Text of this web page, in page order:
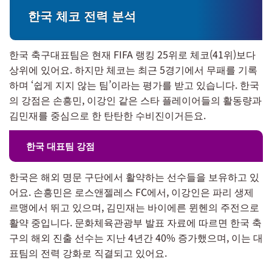
한국 체코 전력 분석
한국 축구대표팀은 현재 FIFA 랭킹 25위로 체코(41위)보다
상위에 있어요. 하지만 체코는 최근 5경기에서 무패를 기록
하며 ‘쉽게 지지 않는 팀’이라는 평가를 받고 있습니다. 한국
의 강점은 손흥민, 이강인 같은 스타 플레이어들의 활동량과
김민재를 중심으로 한 탄탄한 수비진이거든요.
한국 대표팀 강점
한국은 해외 명문 구단에서 활약하는 선수들을 보유하고 있
어요. 손흥민은 로스앤젤레스 FC에서, 이강인은 파리 생제
르맹에서 뛰고 있으며, 김민재는 바이에른 뮌헨의 주전으로
활약 중입니다. 문화체육관광부 발표 자료에 따르면 한국 축
구의 해외 진출 선수는 지난 4년간 40% 증가했으며, 이는 대
표팀의 전력 강화로 직결되고 있어요.